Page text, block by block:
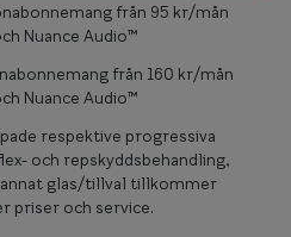
från 95 kr/mån
Nuance Audio™
från 160 kr/mån
Nuance Audio™
respektive progressiva
och repskyddsbehandling,
annat glas/tillval tillkommer
priser och service.